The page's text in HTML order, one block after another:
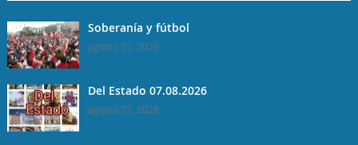
Soberanía y fútbol
agosto 07, 2026
Del Estado 07.08.2026
agosto 07, 2026